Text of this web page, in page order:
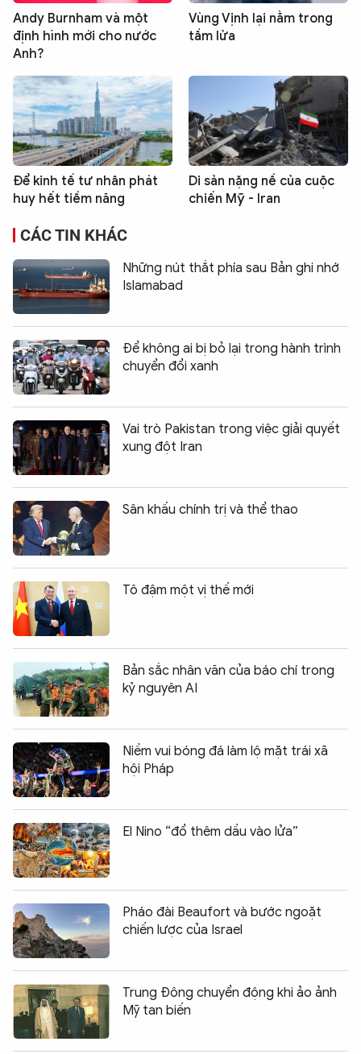
Andy Burnham và một
định hình mới cho nước
Anh?
Vùng Vịnh lại nằm trong
tầm lửa
Để kinh tế tư nhân phát
huy hết tiềm năng
Di sản nặng nề của cuộc
chiến Mỹ - Iran
CÁC TIN KHÁC
Những nút thắt phía sau Bản ghi nhớ
Islamabad
Để không ai bị bỏ lại trong hành trình
chuyển đổi xanh
Vai trò Pakistan trong việc giải quyết
xung đột Iran
Sân khấu chính trị và thể thao
Tô đậm một vị thế mới
Bản sắc nhân văn của báo chí trong
kỷ nguyên AI
Niềm vui bóng đá làm lộ mặt trái xã
hội Pháp
El Nino “đổ thêm dầu vào lửa”
Pháo đài Beaufort và bước ngoặt
chiến lược của Israel
Trung Đông chuyển động khi ảo ảnh
Mỹ tan biến